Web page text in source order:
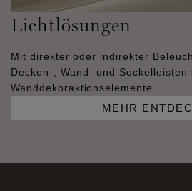
Lichtlösungen
Mit direkter oder indirekter
Decken-, Wand- und Sockelleisten
Wanddekoraktionselemente.
MEHR